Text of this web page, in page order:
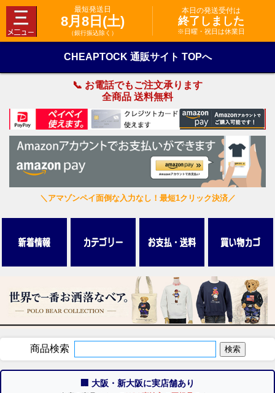
最短発送日
8月8日(土)
（銀行振込除く）
本日の発送受付は
終了しました
※日曜・祝日は休業日
CHEAPTOCK 通販サイト TOPへ
📞 お電話でもご注文承ります
全商品 送料無料
＼アマゾンペイ面倒な入力なし！最短1クリック決済／
商品検索
🏢 大阪・新大阪に実店舗あり